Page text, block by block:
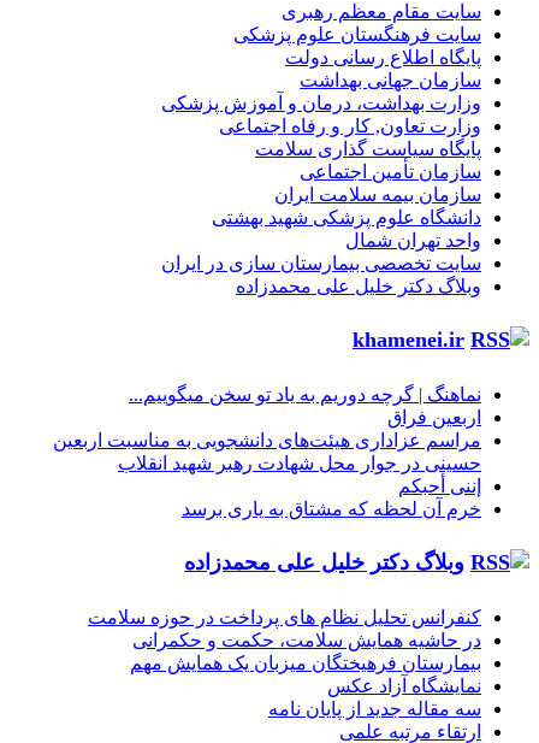
سایت مقام معظم رهبری
سایت فرهنگستان علوم پزشکی
پایگاه اطلاع رسانی دولت
سازمان جهانی بهداشت
وزارت بهداشت، درمان و آموزش پزشکی
وزارت تعاون, کار و رفاه اجتماعی
پایگاه سیاست گذاری سلامت
سازمان تأمین اجتماعی
سازمان بیمه سلامت ایران
دانشگاه علوم پزشکی شهید بهشتی
واحد تهران شمال
سایت تخصصی بیمارستان سازی در ایران
وبلاگ دکتر خلیل علی محمدزاده
khamenei.ir
نماهنگ |‌ گرچه دوریم به یاد تو سخن میگوییم...
اربعین فراق
مراسم عزاداری هیئت‌های دانشجویی به مناسبت اربعین
حسینی در جوار محل شهادت رهبر شهید انقلاب
إننی أحبکم
خرم آن لحظه که مشتاق به یاری برسد
وبلاگ دکتر خلیل علی محمدزاده
کنفرانس تحلیل نظام های پرداخت در حوزه سلامت
در حاشیه همایش سلامت، حکمت و حکمرانی
بیمارستان فرهیختگان میزبان یک همایش مهم
نمایشگاه آزاد عکس
سه مقاله جدید از پایان نامه
ارتقاء مرتبه علمی